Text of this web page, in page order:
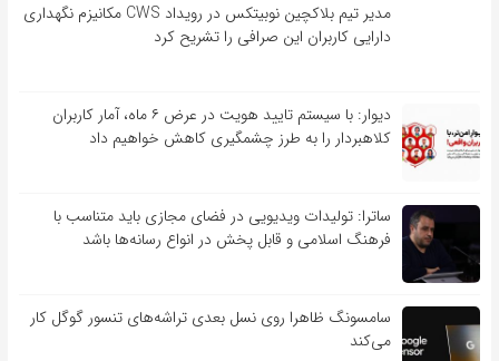
مدیر تیم بلاکچین نوبیتکس در رویداد CWS مکانیزم نگهداری
دارایی کاربران این صرافی را تشریح کرد
دیوار: با سیستم تایید هویت در عرض ۶ ماه، آمار کاربران
کلاهبردار را به طرز چشمگیری کاهش خواهیم داد
ساترا: تولیدات ویدیویی در فضای مجازی باید متناسب با
فرهنگ اسلامی و قابل پخش در انواع رسانه‌ها باشد
سامسونگ ظاهرا روی نسل بعدی تراشه‌های تنسور گوگل کار
می‌کند